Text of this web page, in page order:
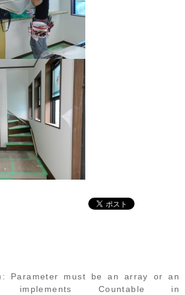
Parameter must be an array or an
Countable in